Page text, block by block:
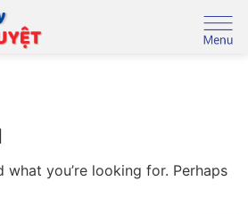
what you’re looking for. Perhaps